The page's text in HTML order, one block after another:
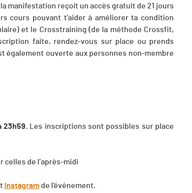
manifestation reçoit un accès gratuit de 21 jours
cours pouvant t'aider à améliorer ta condition
et le Crosstraining (de la méthode Crossfit,
faite, rendez-vous sur place ou prends
également ouverte aux personnes non-membre
23h59. Les inscriptions sont possibles sur place
celles de l’après-midi
Instagram de l'événement.